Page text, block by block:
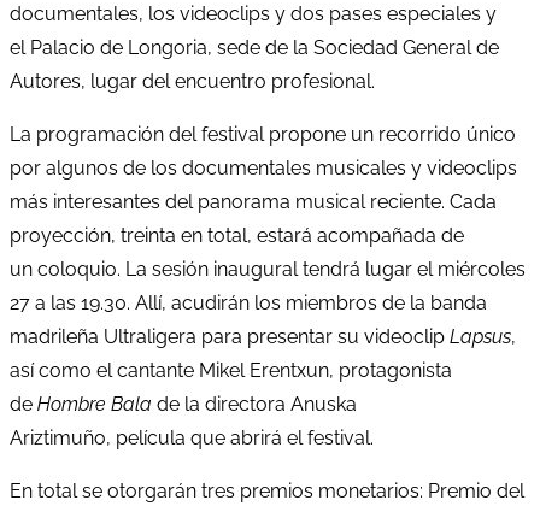
documentales, los videoclips y dos pases especiales y
el Palacio de Longoria, sede de la Sociedad General de
Autores, lugar del encuentro profesional.
La programación del festival propone un recorrido único
por algunos de los documentales musicales y videoclips
más interesantes del panorama musical reciente. Cada
proyección, treinta en total, estará acompañada de
un coloquio. La sesión inaugural tendrá lugar el miércoles
27 a las 19.30. Allí, acudirán los miembros de la banda
madrileña Ultraligera para presentar su videoclip Lapsus,
así como el cantante Mikel Erentxun, protagonista
de Hombre Bala de la directora Anuska
Ariztimuño, película que abrirá el festival.
En total se otorgarán tres premios monetarios: Premio del